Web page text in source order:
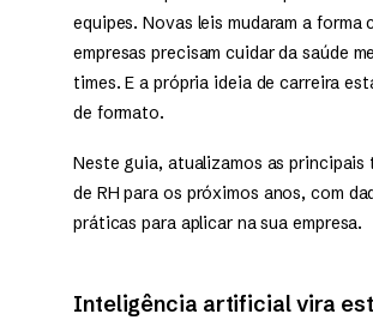
equipes. Novas leis mudaram a forma
empresas precisam cuidar da saúde
times. E a própria ideia de carreira
de formato.
Neste guia, atualizamos as principais
de RH para os próximos anos, com
práticas para aplicar na sua empresa.
Inteligência artificial vira